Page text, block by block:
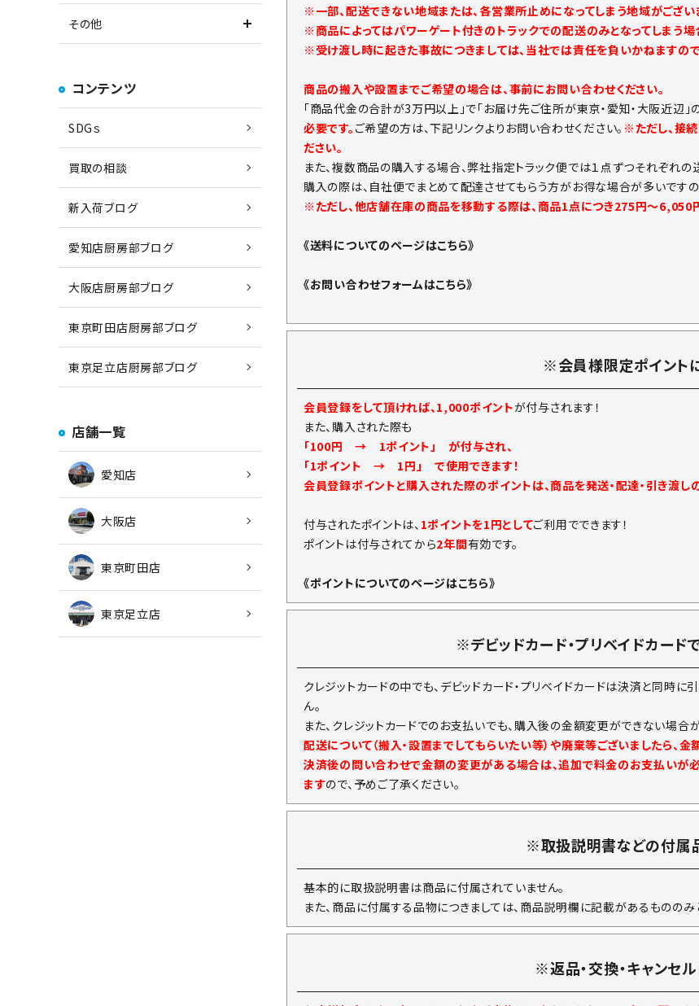
その他
コンテンツ
SDGｓ
買取の相談
新入荷ブログ
愛知店厨房部ブログ
大阪店厨房部ブログ
東京町田店厨房部ブログ
東京足立店厨房部ブログ
店舗一覧
愛知店
大阪店
東京町田店
東京足立店
※一部、配送できない地域または、各営業所止めになってしまう地域がござい
※商品によってはパワーゲート付きのトラックでの配送のみとなってしまう場
※受け渡し時に起きた事故につきましては、当社では責任を負いかねますので
商品の搬入や設置までご希望の場合は、事前にお問い合わせください。
「商品代金の合計が3万円以上」で「お届け先ご住所が東京・愛知・大阪近辺
必要です。 ご希望の方は、下記リンクよりお問い合わせください。 ※ただし、接
ださい。
また、複数商品の購入する場合、弊社指定トラック便では１点ずつそれぞれ
購入の際は、自社便でまとめて配達させてもらう方がお得な場合が多いです
※ただし、他店舗在庫の商品を移動する際は、商品1点につき275円～6,050
《送料についてのページはこちら》
《お問い合わせフォームはこちら》
※会員様限定ポイント
会員登録をして頂ければ、1,000ポイントが付与されます！
また、購入された際も
「100円 → 1ポイント」 が付与され、
「1ポイント → 1円」 で使用できます！
会員登録ポイントと購入された際のポイントは、商品を発送・配達・引き渡
付与されたポイントは、 1ポイントを1円としてご利用でできます！
ポイントは付与されてから2年間有効です。
《ポイントについてのページはこちら》
※デビッドカード・プリベイドカード
クレジットカードの中でも、デビッドカード・プリベイドカードは決済と同時
ん。
また、クレジットカードでのお支払いでも、購入後の金額変更ができない場合が
配送について（搬入・設置までしてもらいたい等）や廃棄等ございましたら、
決済後の問い合わせで金額の変更がある場合は、追加で料金のお支払いが
ますので、予めご了承ください。
※取扱説明書などの付属
基本的に取扱説明書は商品に付属されていません。
また、商品に付属する品物につきましては、商品説明欄に記載があるもののみ
※返品・交換・キャンセ